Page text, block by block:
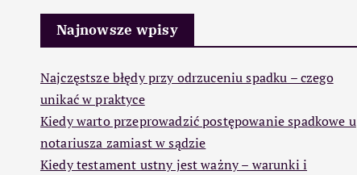
Najnowsze wpisy
Najczęstsze błędy przy odrzuceniu spadku – czego
unikać w praktyce
Kiedy warto przeprowadzić postępowanie spadkowe u
notariusza zamiast w sądzie
Kiedy testament ustny jest ważny – warunki i